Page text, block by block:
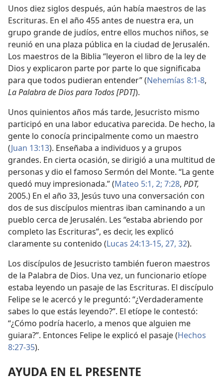
Unos diez siglos después, aún había maestros de las
Escrituras. En el año 455 antes de nuestra era, un
grupo grande de judíos, entre ellos muchos niños, se
reunió en una plaza pública en la ciudad de Jerusalén.
Los maestros de la Biblia “leyeron el libro de la ley de
Dios y explicaron parte por parte lo que significaba
para que todos pudieran entender” (Nehemías 8:1-8,
La Palabra de Dios para Todos [PDT]).
Unos quinientos años más tarde, Jesucristo mismo
participó en una labor educativa parecida. De hecho, la
gente lo conocía principalmente como un maestro
(Juan 13:13). Enseñaba a individuos y a grupos
grandes. En cierta ocasión, se dirigió a una multitud de
personas y dio el famoso Sermón del Monte. “La gente
quedó muy impresionada.” (Mateo 5:1, 2; 7:28, PDT,
2005.) En el año 33, Jesús tuvo una conversación con
dos de sus discípulos mientras iban caminando a un
pueblo cerca de Jerusalén. Les “estaba abriendo por
completo las Escrituras”, es decir, les explicó
claramente su contenido (Lucas 24:13-15, 27, 32).
Los discípulos de Jesucristo también fueron maestros
de la Palabra de Dios. Una vez, un funcionario etíope
estaba leyendo un pasaje de las Escrituras. El discípulo
Felipe se le acercó y le preguntó: “¿Verdaderamente
sabes lo que estás leyendo?”. El etíope le contestó:
“¿Cómo podría hacerlo, a menos que alguien me
guiara?”. Entonces Felipe le explicó el pasaje (Hechos
8:27-35).
AYUDA EN EL PRESENTE